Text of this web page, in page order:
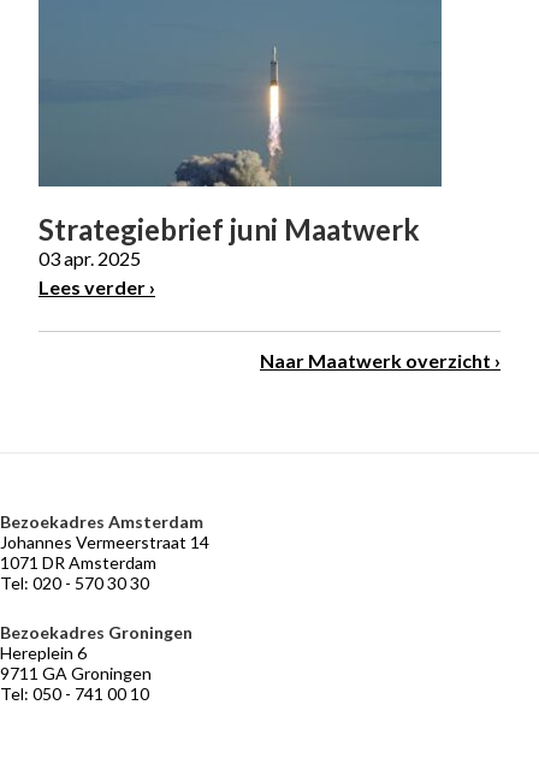
Strategiebrief juni Maatwerk
03 apr. 2025
Lees verder
Naar Maatwerk overzicht
VERMOGENSBEHEER
Adviseurs
die
Optimix
Stichtingen
Desk
Vermogensbeheer
NIEUWS
Marktontwikkelingen
BELEGGERSGIRO
Beleggingsfondsen
Praktische
OVER
OPTIMIX
Historie
Medewerkers
Bezoekadres Amsterdam
Johannes Vermeerstraat 14
1071 DR Amsterdam
Tel: 020 - 570 30 30
Bezoekadres Groningen
Hereplein 6
9711 GA Groningen
Tel: 050 - 741 00 10